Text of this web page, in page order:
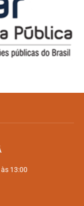
13:00